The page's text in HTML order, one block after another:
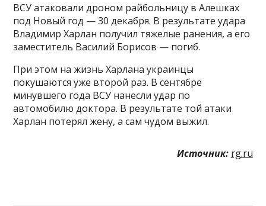
ВСУ атаковали дроном райбольницу в Алешках
под Новый год — 30 декабря. В результате удара
Владимир Харлан получил тяжелые ранения, а его
заместитель Василий Борисов — погиб.
При этом на жизнь Харлана украинцы
покушаются уже второй раз. В сентябре
минувшего года ВСУ нанесли удар по
автомобилю доктора. В результате той атаки
Харлан потерял жену, а сам чудом выжил.
Источник: rg.ru